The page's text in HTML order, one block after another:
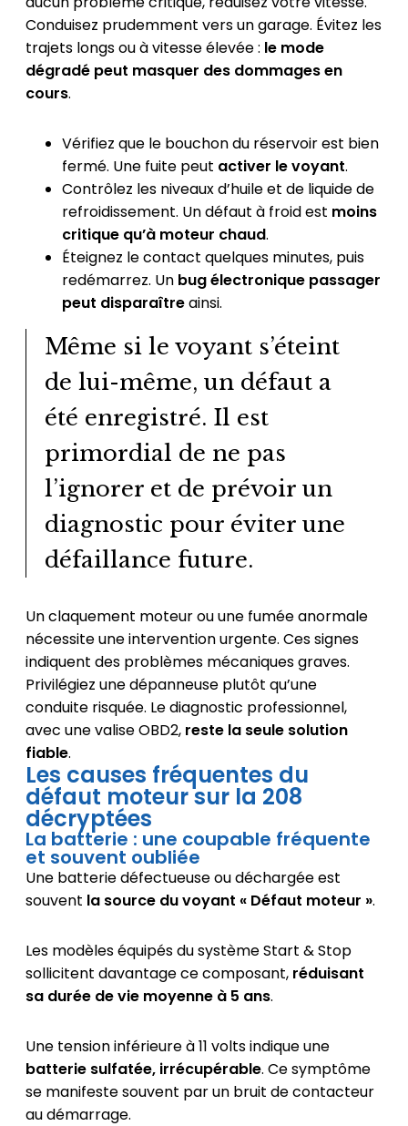
Conduisez prudemment vers un garage. Évitez les
trajets longs ou à vitesse élevée : le mode
dégradé peut masquer des dommages en
cours.
Vérifiez que le bouchon du réservoir est bien
fermé. Une fuite peut activer le voyant.
Contrôlez les niveaux d’huile et de liquide de
refroidissement. Un défaut à froid est moins
critique qu’à moteur chaud.
Éteignez le contact quelques minutes, puis
redémarrez. Un bug électronique passager
peut disparaîtreainsi.
Même si le voyant s’éteint
de lui-même, un défaut a
été enregistré. Il est
primordial de ne pas
l’ignorer et de prévoir un
diagnostic pour éviter une
défaillance future.
Un claquement moteur ou une fumée anormale
nécessite une intervention urgente. Ces signes
indiquent des problèmes mécaniques graves.
Privilégiez une dépanneuse plutôt qu’une
conduite risquée. Le diagnostic professionnel,
avec une valise OBD2, reste la seule solution
fiable.
Les causes fréquentes du
défaut moteur sur la 208
décryptées
La batterie : une coupable fréquente
et souvent oubliée
Une batterie défectueuse ou déchargée est
souvent la source du voyant « Défaut moteur ».
Les modèles équipés du système Start & Stop
sollicitent davantage ce composant, réduisant
sa durée de vie moyenne à 5 ans.
Une tension inférieure à 11 volts indique une
batterie sulfatée, irrécupérable. Ce symptôme
se manifeste souvent par un bruit de contacteur
au démarrage.